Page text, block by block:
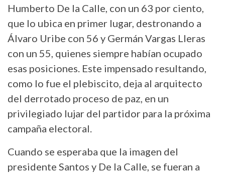
Humberto De la Calle, con un 63 por ciento,
que lo ubica en primer lugar, destronando a
Álvaro Uribe con 56 y Germán Vargas Lleras
con un 55, quienes siempre habían ocupado
esas posiciones. Este impensado resultando,
como lo fue el plebiscito, deja al arquitecto
del derrotado proceso de paz, en un
privilegiado lujar del partidor para la próxima
campaña electoral.
Cuando se esperaba que la imagen del
presidente Santos y De la Calle, se fueran a